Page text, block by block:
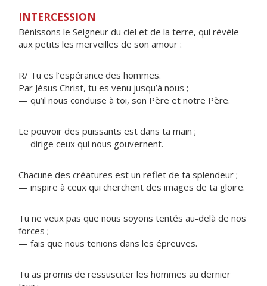
INTERCESSION
Bénissons le Seigneur du ciel et de la terre, qui révèle
aux petits les merveilles de son amour :
R/ Tu es l’espérance des hommes.
Par Jésus Christ, tu es venu jusqu’à nous ;
— qu’il nous conduise à toi, son Père et notre Père.
Le pouvoir des puissants est dans ta main ;
— dirige ceux qui nous gouvernent.
Chacune des créatures est un reflet de ta splendeur ;
— inspire à ceux qui cherchent des images de ta gloire.
Tu ne veux pas que nous soyons tentés au-delà de nos
forces ;
— fais que nous tenions dans les épreuves.
Tu as promis de ressusciter les hommes au dernier